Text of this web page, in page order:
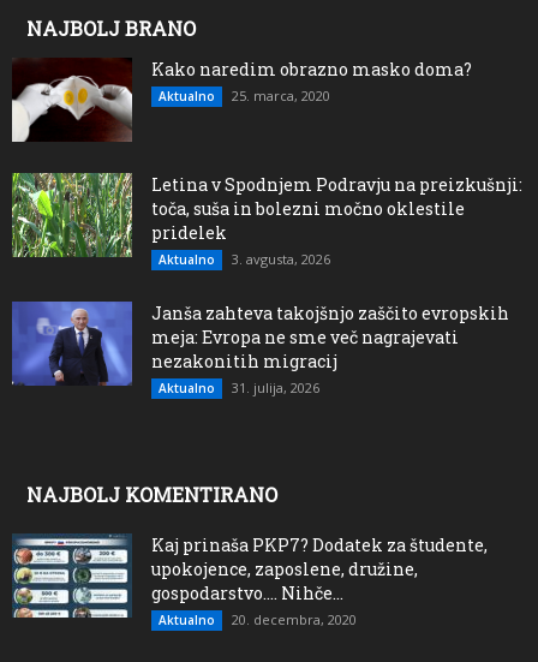
NAJBOLJ BRANO
Kako naredim obrazno masko doma?
Aktualno 25. marca, 2020
Letina v Spodnjem Podravju na preizkušnji:
toča, suša in bolezni močno oklestile
pridelek
Aktualno 3. avgusta, 2026
Janša zahteva takojšnjo zaščito evropskih
meja: Evropa ne sme več nagrajevati
nezakonitih migracij
Aktualno 31. julija, 2026
NAJBOLJ KOMENTIRANO
Kaj prinaša PKP7? Dodatek za študente,
upokojence, zaposlene, družine,
gospodarstvo…. Nihče...
Aktualno 20. decembra, 2020